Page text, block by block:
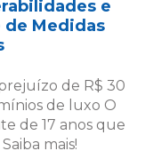
mais!